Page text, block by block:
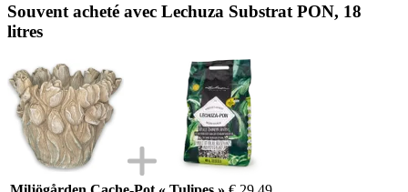
Souvent acheté avec Lechuza Substrat PON, 18
litres